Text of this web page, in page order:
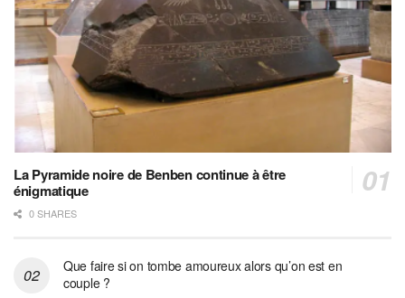
La Pyramide noire de Benben continue à être
énigmatique
0 SHARES
Que faire si on tombe amoureux alors qu’on est en
couple ?